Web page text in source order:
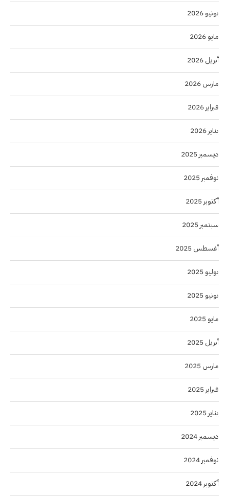
يونيو 2026
مايو 2026
أبريل 2026
مارس 2026
فبراير 2026
يناير 2026
ديسمبر 2025
نوفمبر 2025
أكتوبر 2025
سبتمبر 2025
أغسطس 2025
يوليو 2025
يونيو 2025
مايو 2025
أبريل 2025
مارس 2025
فبراير 2025
يناير 2025
ديسمبر 2024
نوفمبر 2024
أكتوبر 2024